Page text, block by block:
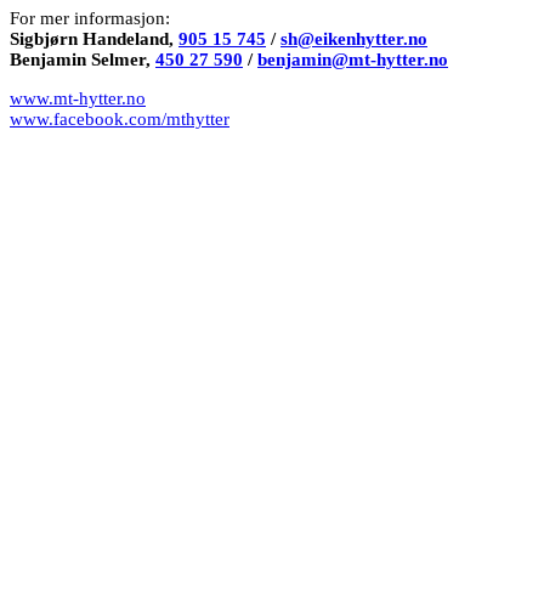
For mer informasjon:
Sigbjørn Handeland, 905 15 745 /sh@eikenhytter.no
Benjamin Selmer, 450 27 590 /benjamin@mt-hytter.no
www.mt-hytter.no
www.facebook.com/mthytter